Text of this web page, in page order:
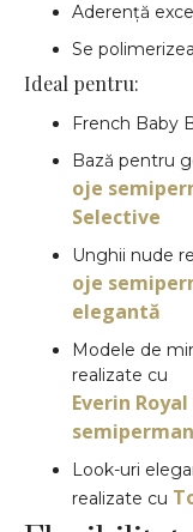
Aderență
Se
Ideal pentru:
French Baby
Bază pentru
oje
Selective
Unghii nude
oje
elegantă
Modele de
realizate cu
Everin
Look-uri
realizate cu